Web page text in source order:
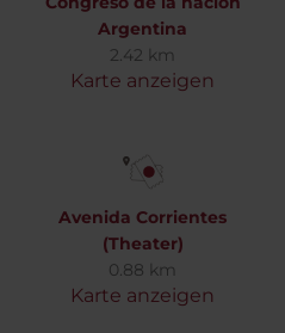
Argentina
2.42 km
Karte anzeigen
Avenida Corrientes
(Theater)
0.88 km
Karte anzeigen